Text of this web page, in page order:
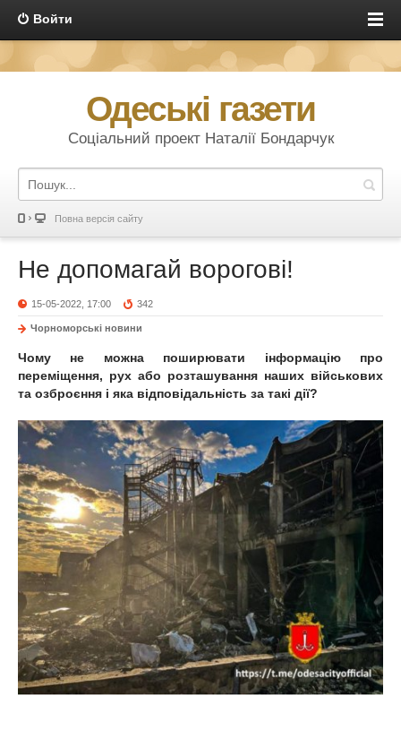
Войти
Одеські газети
Соціальний проект Наталії Бондарчук
Повна версія сайту
Не допомагай ворогові!
15-05-2022, 17:00 342
Чорноморські новини
Чому не можна поширювати інформацію про
переміщення, рух або розташування наших військових
та озброєння і яка відповідальність за такі дії?